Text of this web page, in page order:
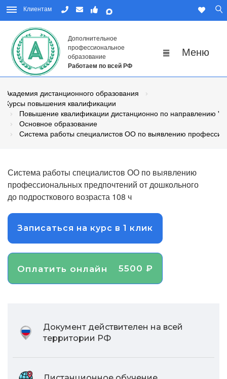
Клиентам
Дополнительное
профессиональное
образование
Работаем по всей РФ
Академия дистанционного образования
Курсы повышения квалификации
Повышение квалификации дистанционно по направлению
Основное образование
Система работы специалистов ОО по выявлению
Система работы специалистов ОО по выявлению
профессиональных предпочтений от дошкольного
до подросткового возраста 108 ч
Записаться на курс в 1 клик
Оплатить онлайн 5500 ₽
Документ действителен на всей
территории РФ